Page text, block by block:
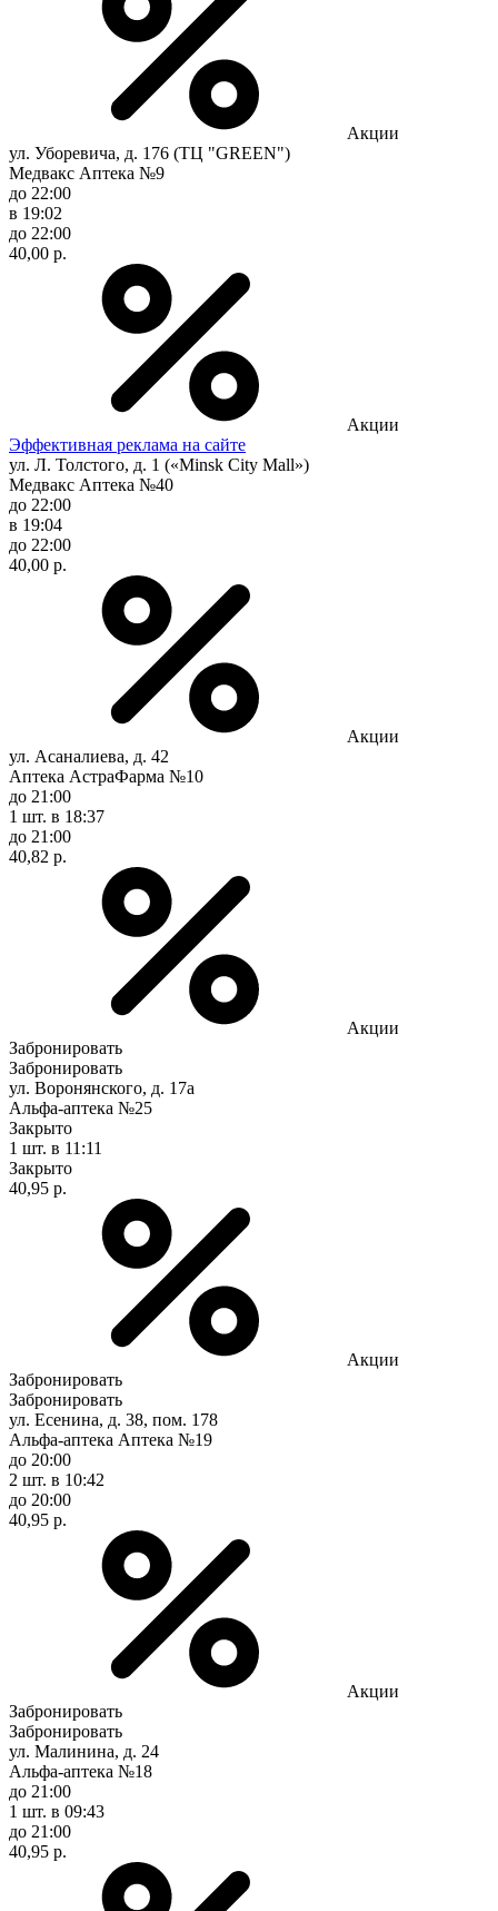
Акции
ул. Уборевича, д. 176 (ТЦ "GREEN")
Медвакс Аптека №9
до 22:00
в 19:02
до 22:00
40,00 р.
Акции
Эффективная реклама на сайте
ул. Л. Толстого, д. 1 («Minsk City Mall»)
Медвакс Аптека №40
до 22:00
в 19:04
до 22:00
40,00 р.
Акции
ул. Асаналиева, д. 42
Аптека АстраФарма №10
до 21:00
1 шт. в 18:37
до 21:00
40,82 р.
Акции
Забронировать
Забронировать
ул. Воронянского, д. 17а
Альфа-аптека №25
Закрыто
1 шт. в 11:11
Закрыто
40,95 р.
Акции
Забронировать
Забронировать
ул. Есенина, д. 38, пом. 178
Альфа-аптека Аптека №19
до 20:00
2 шт. в 10:42
до 20:00
40,95 р.
Акции
Забронировать
Забронировать
ул. Малинина, д. 24
Альфа-аптека №18
до 21:00
1 шт. в 09:43
до 21:00
40,95 р.